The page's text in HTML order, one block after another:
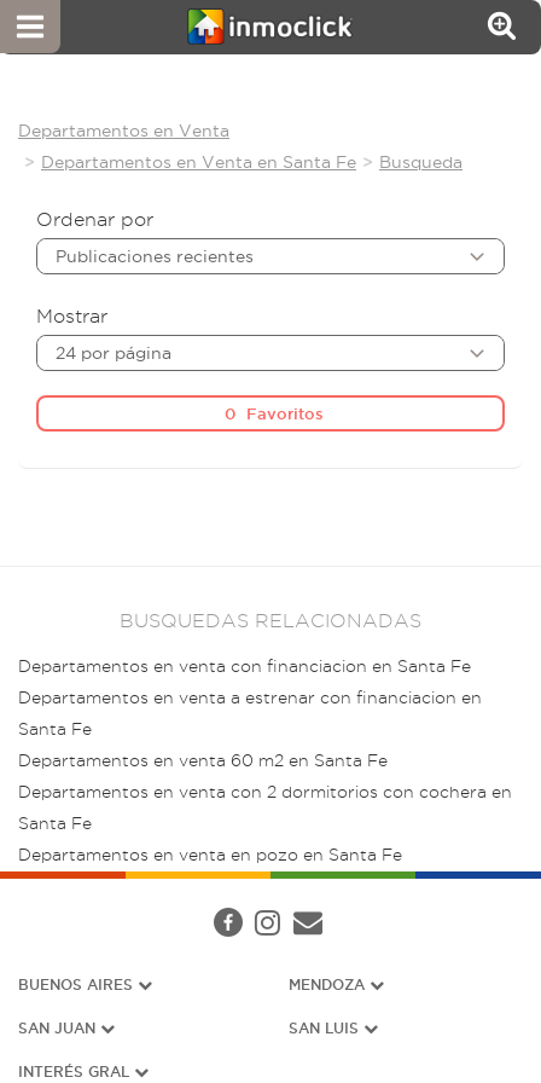
Departamentos en Venta
Departamentos en Venta en Santa Fe
Busqueda
Ordenar por
Publicaciones recientes
Mostrar
24 por página
0 Favoritos
BUSQUEDAS RELACIONADAS
Departamentos en venta con financiacion en Santa Fe
Departamentos en venta a estrenar con financiacion en
Santa Fe
Departamentos en venta 60 m2 en Santa Fe
Departamentos en venta con 2 dormitorios con cochera en
Santa Fe
Departamentos en venta en pozo en Santa Fe
BUENOS AIRES MENDOZA
SAN JUAN SAN LUIS
INTERÉS GRAL